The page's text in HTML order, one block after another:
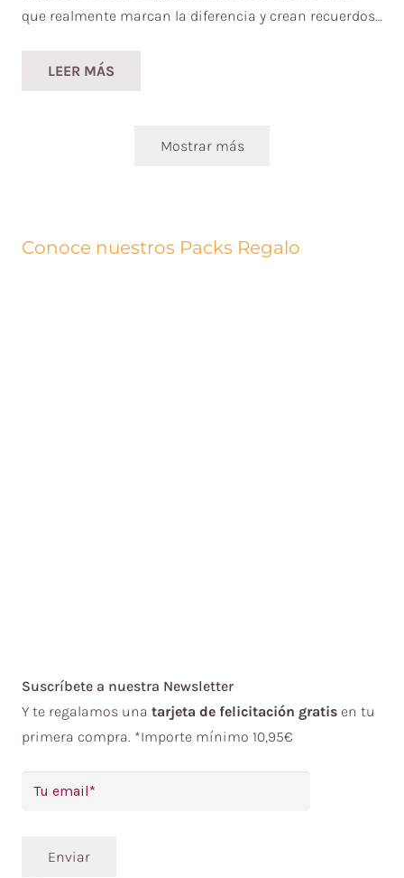
que realmente marcan la diferencia y crean recuerdos…
LEER MÁS
Mostrar más
Conoce nuestros Packs Regalo
Suscríbete a nuestra Newsletter
Y te regalamos una tarjeta de felicitación gratis en tu
primera compra. *Importe mínimo 10,95€
Enviar